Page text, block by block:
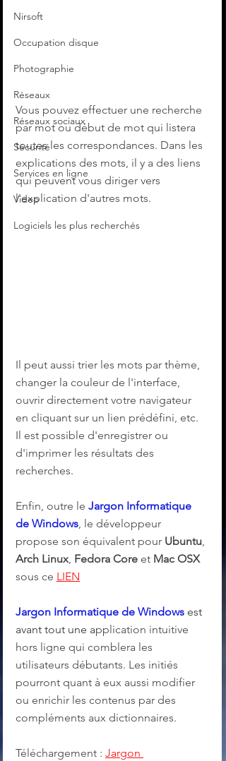
Nirsoft
Occupation disque
Photographie
Réseaux
Réseaux sociaux
Sécurité
Services en ligne
Video
Logiciels les plus recherchés
Vous pouvez effectuer une recherche
par mot ou début de mot qui listera
toutes les correspondances. Dans les
explications des mots, il y a des liens
qui peuvent vous diriger vers
l'explication d'autres mots.
Il peut aussi trier les mots par thème,
changer la couleur de l'interface,
ouvrir directement votre navigateur
en cliquant sur un lien prédéfini, etc.
Il est possible d'enregistrer ou
d'imprimer les résultats des
recherches.
Enfin, outre le Jargon Informatique
de Windows, le développeur
propose son équivalent pour Ubuntu,
Arch Linux, Fedora Core et Mac OSX
sous ce LIEN
Jargon Informatique de Windows est
avant tout une application intuitive
hors ligne qui comblera les
utilisateurs débutants. Les initiés
pourront quant à eux aussi modifier
ou enrichir les contenus par des
compléments aux dictionnaires.
Téléchargement : Jargon